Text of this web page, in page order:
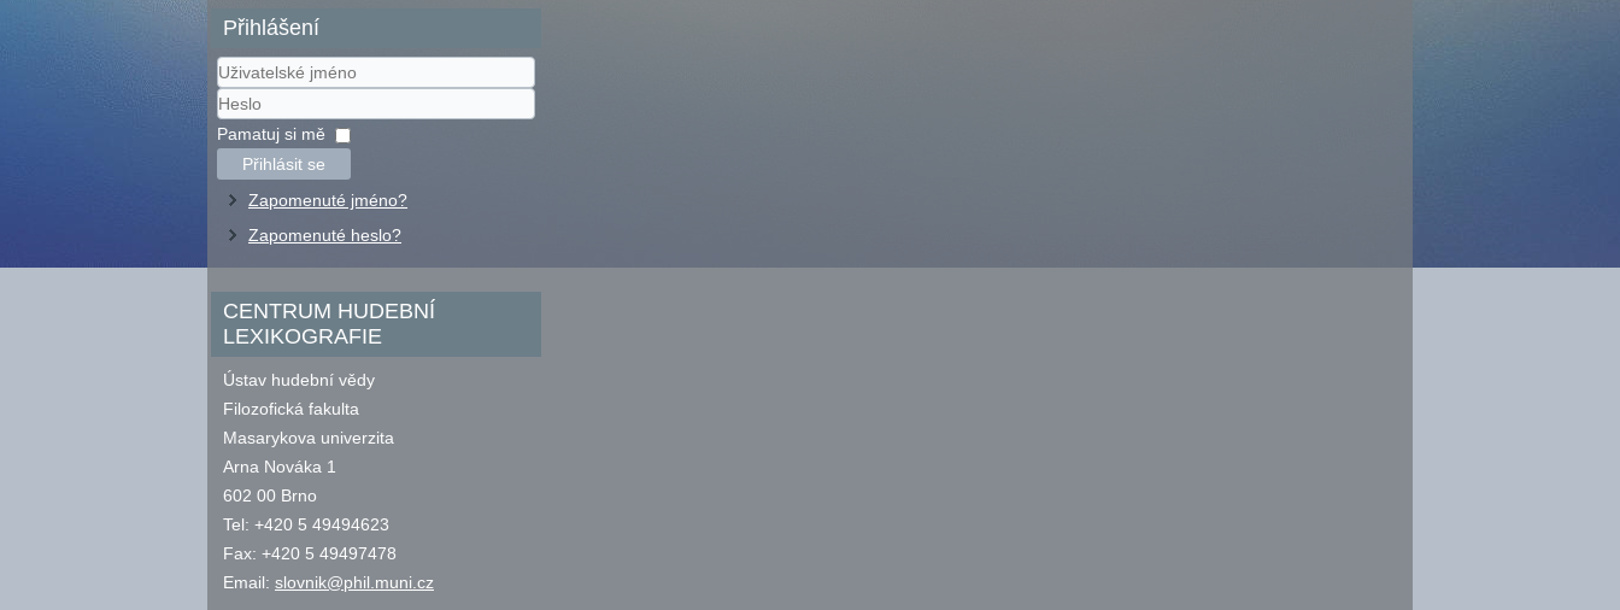
Přihlášení
Uživatelské
jméno
Heslo
Pamatuj si mě
Přihlásit se
Zapomenuté jméno?
Zapomenuté heslo?
CENTRUM HUDEBNÍ
LEXIKOGRAFIE
Ústav hudební vědy
Filozofická fakulta
Masarykova univerzita
Arna Nováka 1
602 00 Brno
Tel: +420 5 49494623
Fax: +420 5 49497478
Email: slovnik@phil.muni.cz